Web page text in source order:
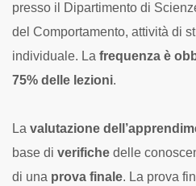
presso il Dipartimento di
del Comportamento, attività di
individuale. La frequenza è
75% delle lezioni.
La valutazione
base di verifiche delle
di una prova finale. La prova